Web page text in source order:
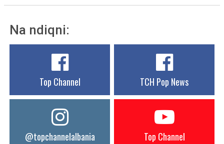
Na ndiqni:
Top Channel TCH Pop News
@topchannelalbania Top Channel